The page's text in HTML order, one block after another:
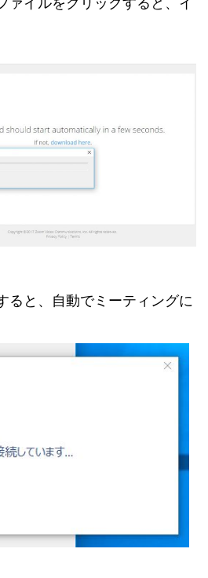
ァイルをクリックすると、イ
ると、自動でミーティングに